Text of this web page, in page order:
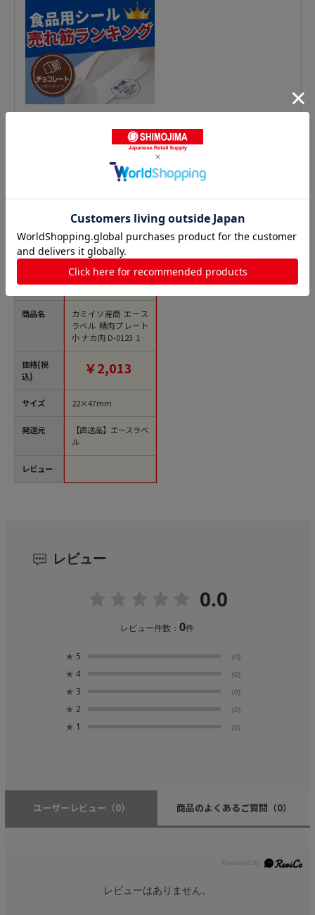
精肉シールの人気商品との比較
商品名
価格(税
込)
サイズ
発送元
レビュー
カミイソ産商 エース
ラベル 精肉プレート
小 ナカ肉 D-0123 100
枚/袋（ご注文単位1
￥2,013
22×47mm
【直送品】エースラベ
ル
レビュー
0.0
レビュー件数：0件
★ 5 (0)
★ 4 (0)
★ 3 (0)
★ 2 (0)
★ 1 (0)
ユーザーレビュー （0） 商品のよくあるご質問 （0）
レビューはありません。